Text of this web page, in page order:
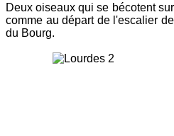
Deux oiseaux qui se bécotent
comme au départ de l'escalier
du Bourg.